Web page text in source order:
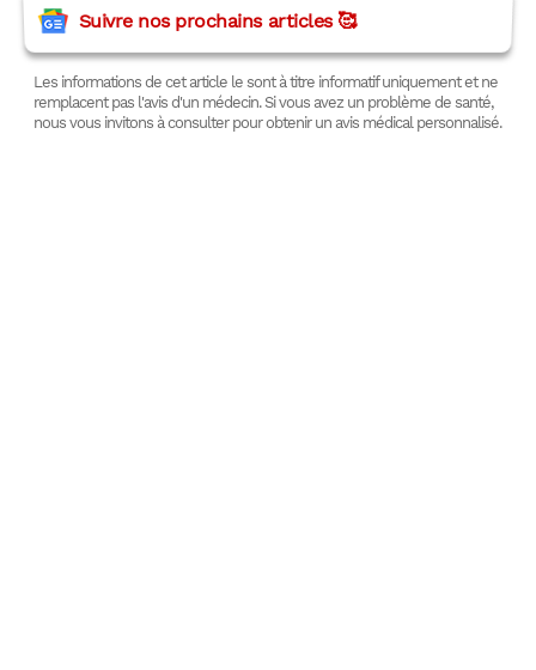
Suivre nos prochains articles 🥰
Les informations de cet article le sont à titre informatif uniquement et ne
remplacent pas l'avis d'un médecin. Si vous avez un problème de santé,
nous vous invitons à consulter pour obtenir un avis médical personnalisé.